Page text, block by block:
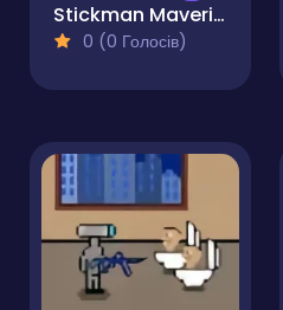
Stickman Maverick Bad Boys Killer
0 (0 Голосів)